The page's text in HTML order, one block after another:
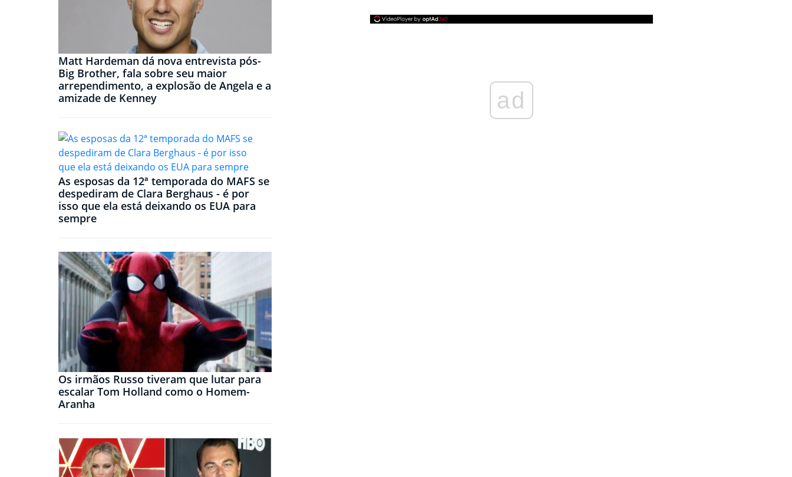
Matt Hardeman dá nova entrevista pós-
Big Brother, fala sobre seu maior
arrependimento, a explosão de Angela e a
amizade de Kenney
As esposas da 12ª temporada do MAFS se
despediram de Clara Berghaus - é por
isso que ela está deixando os EUA para
sempre
Os irmãos Russo tiveram que lutar para
escalar Tom Holland como o Homem-
Aranha
ad